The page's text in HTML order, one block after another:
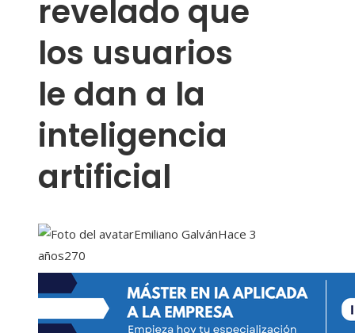
revelado que
los usuarios
le dan a la
inteligencia
artificial
Emiliano GalvánHace 3
años270